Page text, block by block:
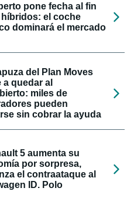
pone fecha al fin
el coche
dominará el mercado
del Plan Moves
a quedar al
miles de
pueden
sin cobrar la ayuda
5 aumenta su
por sorpresa,
el contraataque al
ID. Polo